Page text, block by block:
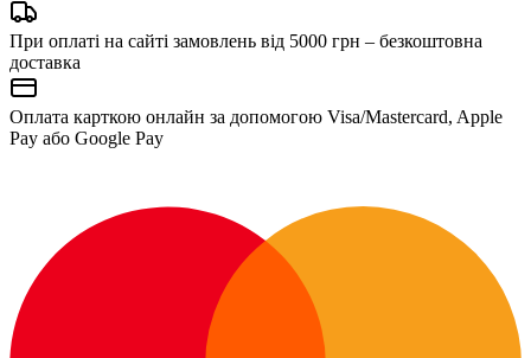
При оплаті на сайті замовлень від 5000 грн – безкоштовна
доставка
Оплата карткою онлайн за допомогою Visa/Mastercard, Apple
Pay або Google Pay